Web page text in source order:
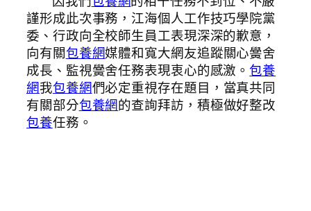
謹形成此次事務，江海個人工作技巧學院黨
委、行政向全校師生員工表現深深的歉意，
向有關包養網媒體和寬大網友追蹤關心黌舍
成長、監視黌舍任務表現衷心的感激。包養
網我包養網們必定重視存在題目，當真共同
有關部分包養網的查詢拜訪，積極做好整改
包養任務。